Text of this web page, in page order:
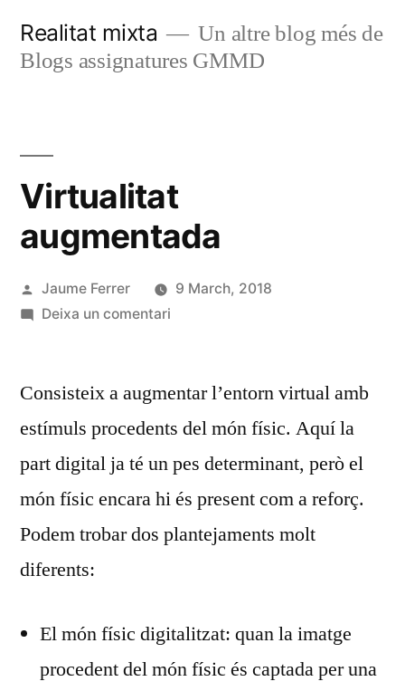
Realitat mixta
Un altre blog més de
Blogs assignatures GMMD
Virtualitat
augmentada
Publicat
per
Jaume Ferrer
9 March, 2018
Deixa un comentaria
Consisteix a augmentar l’entorn virtual amb
estímuls procedents del món físic. Aquí la
part digital ja té un pes determinant, però el
món físic encara hi és present com a reforç.
Podem trobar dos plantejaments molt
diferents:
El món físic digitalitzat: quan la imatge
procedent del món físic és captada per una